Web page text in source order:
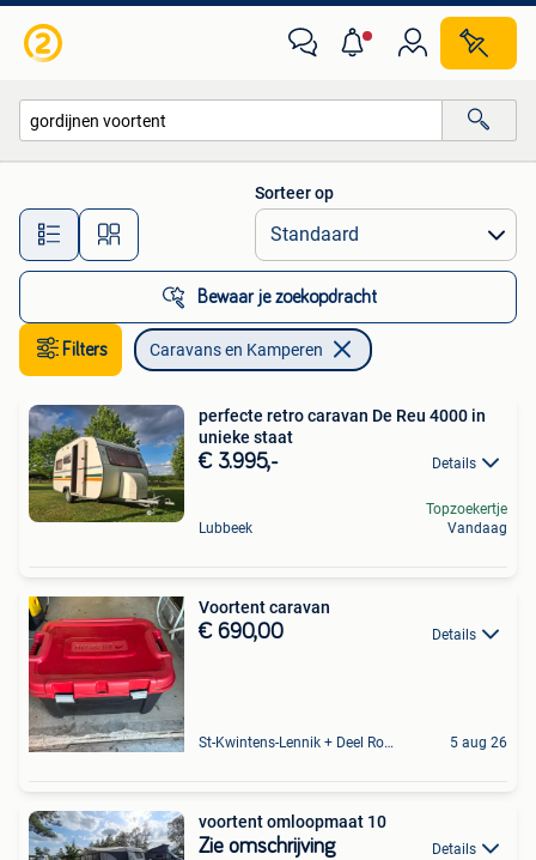
Alle afstanden…
Sorteer op
Bewaar je zoekopdracht
Filters Caravans en Kamperen
perfecte retro caravan De Reu 4000 in
unieke staat
€ 3.995,- Details
Lubbeek
Topzoekertje
Vandaag
Voortent caravan
€ 690,00 Details
St-Kwintens-Lennik + Deel Roosdaal 5 aug 26
voortent omloopmaat 10
Zie omschrijving Details